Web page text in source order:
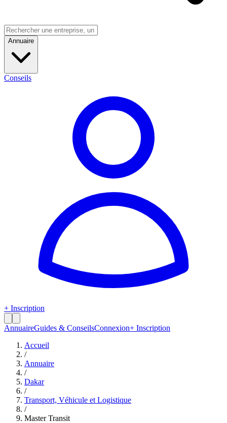
Annuaire
Conseils
+ Inscription
AnnuaireGuides & ConseilsConnexion+ Inscription
Accueil
/
Annuaire
/
Dakar
/
Transport, Véhicule et Logistique
/
Master Transit